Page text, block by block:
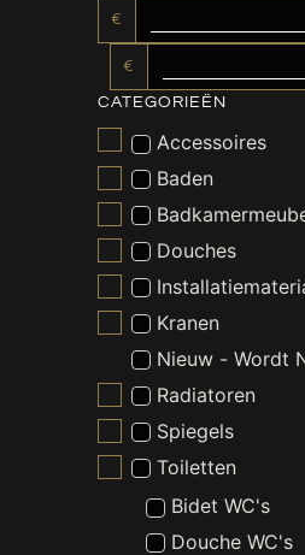
€
€
CATEGORIEËN
Accessoires
Baden
Douches
Kranen
Nieuw - Wordt
Radiatoren
Spiegels
Toiletten
Bidet WC's
Douche WC's